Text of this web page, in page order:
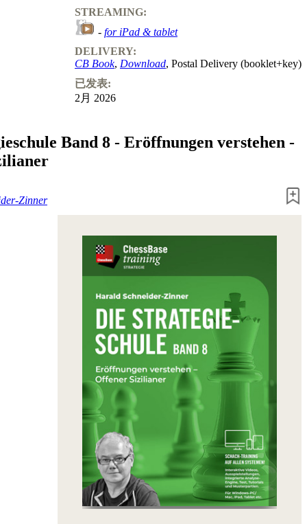
STREAMING:
- for iPad & tablet
DELIVERY:
CB Book, Download, Postal Delivery (booklet+key)
已发表:
2月 2026
Band 8 - Eröffnungen verstehen -
Zinner